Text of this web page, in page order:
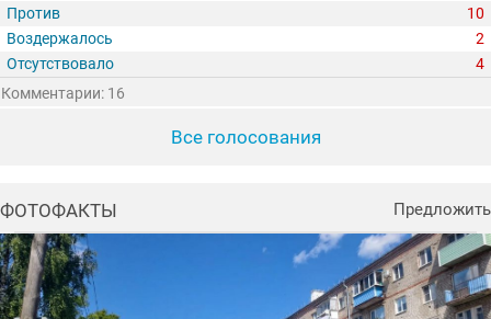
Против
10
Воздержалось
2
Отсутствовало
4
Комментарии: 16
Все голосования
ФОТОФАКТЫ Предложить